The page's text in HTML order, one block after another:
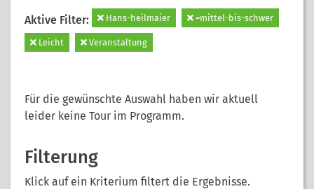
Aktive Filter: Hans-heilmaier =mittel-bis-schwer
Leicht Veranstaltung
Für die gewünschte Auswahl haben wir aktuell
leider keine Tour im Programm.
Filterung
Klick auf ein Kriterium filtert die Ergebnisse.